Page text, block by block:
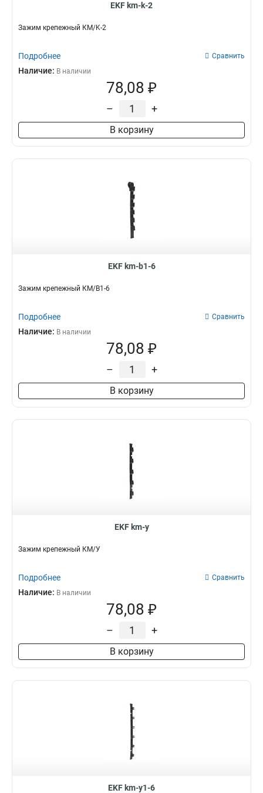
EKF km-k-2
Зажим крепежный КМ/K-2
Подробнее Сравнить
Наличие: В наличии
78,08 ₽
– +
В корзину
EKF km-b1-6
Зажим крепежный КМ/В1-6
Подробнее Сравнить
Наличие: В наличии
78,08 ₽
– +
В корзину
EKF km-y
Зажим крепежный КМ/У
Подробнее Сравнить
Наличие: В наличии
78,08 ₽
– +
В корзину
EKF km-y1-6